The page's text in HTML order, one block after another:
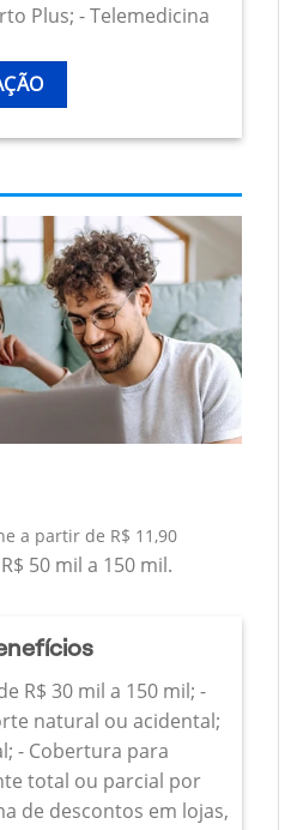
Plus; - Telemedicina
a partir de R$ 11,90
50 mil a 150 mil.
R$ 30 mil a 150 mil; -
natural ou acidental;
- Cobertura para
total ou parcial por
de descontos em lojas,